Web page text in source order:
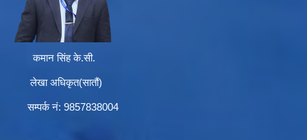
कमान सिंह के.सी.
लेखा अधिकृत(सातौं)
सम्पर्क न‌ं: 9857838004